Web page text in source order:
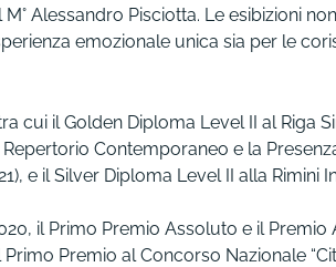
Alessandro Pisciotta. Le esibizioni
emozionale unica sia per le
cui il Golden Diploma Level II al Riga
Contemporaneo e la
e il Silver Diploma Level II alla Rimini
il Primo Premio Assoluto e il Premio
Premio al Concorso Nazionale